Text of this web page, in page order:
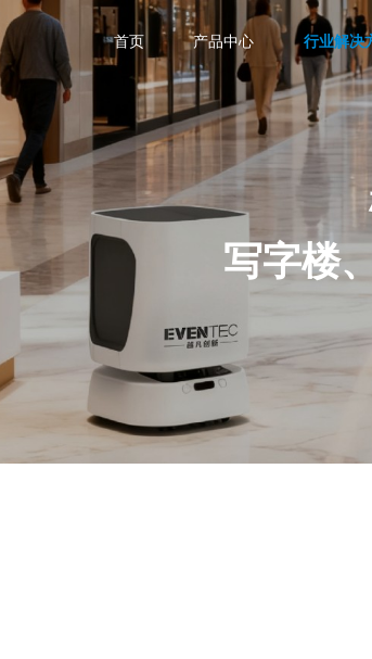
首页 产品中心
楼宇配送机器人
轻量化社区配送机器
行业解决
机器人+商业社
写字楼